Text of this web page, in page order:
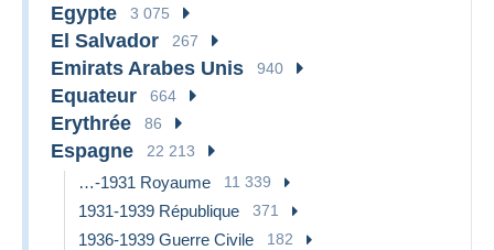
Egypte 3 075
El Salvador 267
Emirats Arabes Unis 940
Equateur 664
Erythrée 86
Espagne 22 213
…-1931 Royaume 11 339
1931-1939 République 371
1936-1939 Guerre Civile 182